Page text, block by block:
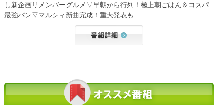
し新企画リメンバーグルメ▽早朝から行列！極上朝ごはん＆コスパ
最強パン▽マルシィ新曲完成！重大発表も